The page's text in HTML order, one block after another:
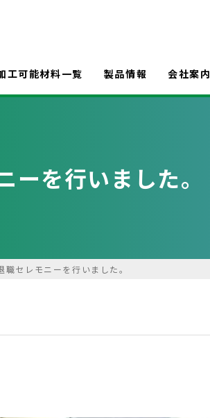
工可能材料一覧 製品情報 会社案内
を行いました。
職セレモニーを行いました。